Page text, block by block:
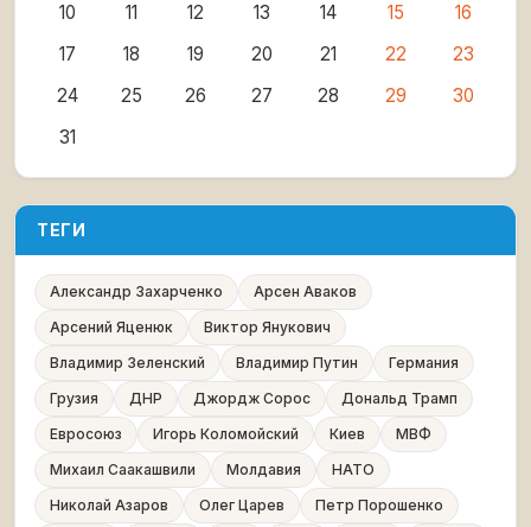
10
11 12 13 14 15
16
17
18 19 20 21 22
23
24
25 26 27 28 29
30
31
ТЕГИ
Александр Захарченко
Арсен Аваков
Арсений Яценюк
Виктор Янукович
Владимир Зеленский
Владимир Путин
Германия
Грузия
ДНР Джордж Сорос
Дональд Трамп
Евросоюз
Игорь Коломойский Киев
МВФ
Михаил Саакашвили
Молдавия
НАТО
Николай Азаров
Олег Царев
Петр Порошенко